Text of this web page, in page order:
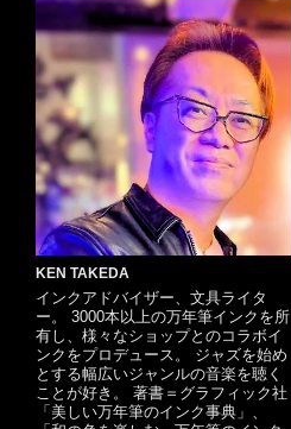
KEN TAKEDA
インクアドバイザー、文具ライタ
ー。 3000本以上の万年筆インクを所
有し、様々なショップとのコラボイ
ンクをプロデュース。 ジャズを始め
とする幅広いジャンルの音楽を聴く
ことが好き。 著書＝グラフィック社
「美しい万年筆のインク事典」、